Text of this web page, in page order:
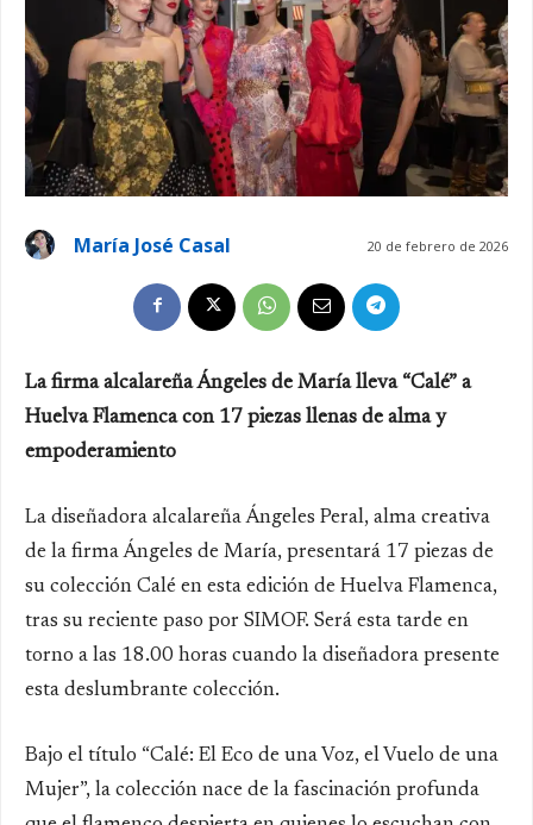
20 de febrero de 2026
María José Casal
La firma alcalareña Ángeles de María lleva “Calé” a
Huelva Flamenca con 17 piezas llenas de alma y
empoderamiento
La diseñadora alcalareña Ángeles Peral, alma creativa
de la firma Ángeles de María, presentará 17 piezas de
su colección Calé en esta edición de Huelva Flamenca,
tras su reciente paso por SIMOF. Será esta tarde en
torno a las 18.00 horas cuando la diseñadora presente
esta deslumbrante colección.
Bajo el título “Calé: El Eco de una Voz, el Vuelo de una
Mujer”, la colección nace de la fascinación profunda